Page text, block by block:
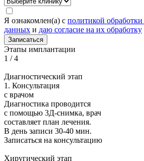
Я ознакомлен(а) с политикой
данных и даю согласие на их обработку
Записаться
Этапы имплантации
1 /4
Диагностический этап
1. Консультация
с врачом
Диагностика проводится
с помощью 3Д-снимка, врач
составляет план лечения.
В день записи 30-40 мин.
Записаться на консультацию
Хиругический этап